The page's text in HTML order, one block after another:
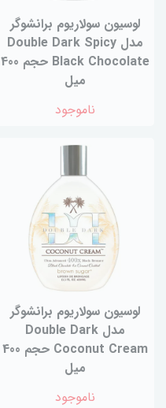
لوسیون سولاریوم برانشوگر
مدل Double Dark Spicy
Black Chocolate حجم 400
میل
ناموجود
لوسیون سولاریوم برانشوگر
مدل Double Dark
Coconut Cream حجم 400
میل
ناموجود